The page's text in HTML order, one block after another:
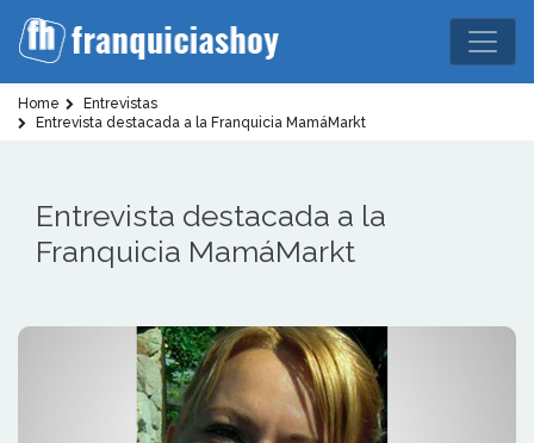
Home
Entrevistas
Entrevista destacada a la Franquicia MamáMarkt
Entrevista destacada a la
Franquicia MamáMarkt